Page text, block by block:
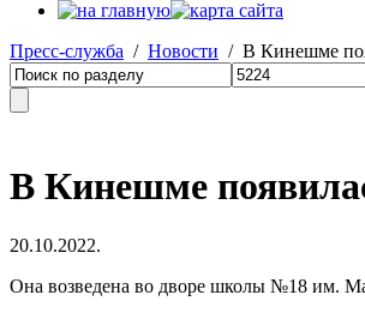
Пресс-служба / Новости / В Кинешме
В Кинешме
20.10.2022.
Она возведена во дворе школы №18 им.